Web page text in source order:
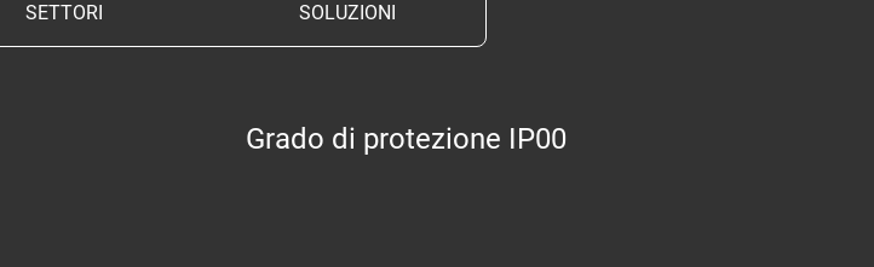
SETTORI SOLUZIONI
Grado di protezione IP00